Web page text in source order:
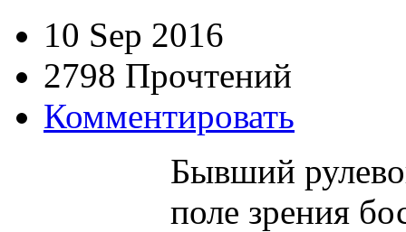
10 Sep 2016
2798 Прочтений
Комментировать
Бывший
поле зрения